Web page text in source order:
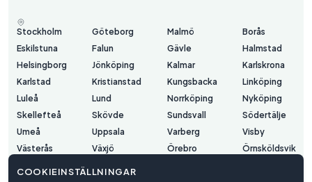
Stockholm Göteborg Malmö
Borås
Eskilstuna
Falun Gävle
Halmstad
Helsingborg
Jönköping Kalmar
Karlskrona
Karlstad
Kristianstad Kungsbacka
Linköping
Luleå
Lund Norrköping
Nyköping
Skellefteå
Skövde Sundsvall
Södertälje
Umeå
Uppsala Varberg
Visby
Västerås
Växjö Örebro
Örnsköldsvik
COOKIEINSTÄLLNINGAR